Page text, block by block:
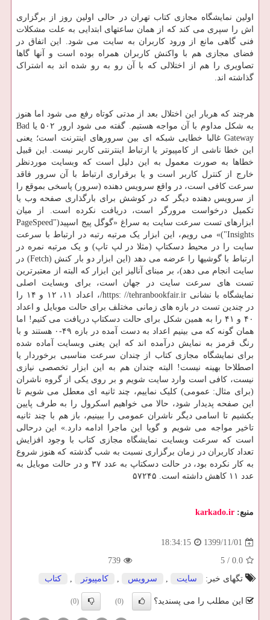
اولین نمایشگاه مجازی کتاب تهران در حالی اولین روز از برگزاری
اش را سپری می کند که از همان ساعتهای ابتدایی به علت مشکلات
فنی گاهی مانع از ورود کاربران به سایت می شود. این اتفاق در
فضای مجازی هم با واکنش کاربران همراه بوده است و آنها گاها
تصاویری را هم از اختلالی که با آن رو به رو شده اند به اشتراک
گذاشته اند.
هرچند که هربار این اختلال بعد از مدتی کوتاه رفع می شود اما هنوز
به شکل مداوم با آن مواجه هستیم. گفته می شود ارور ۵۰۲ یا Bad
Gateway غالبا خطایی شبکه ای بین سرورهای اینترنت است؛ یعنی
این خطا ناشی از کامپیوتر یا ارتباط اینترنتی کاربر نیست. این قبیل
خطاها به صورت معمول به این دلیل است که وبسایت موردنظر
خارج از کنترل کاربر است و یا برقراری ارتباط با آن سرور فاقد
سرعت کافی است، در واقع سرویس دهنده (سرور) پاسخی بموقع را
از سرویس دهنده دیگر که در کوشش برای بارگذاری صفحه وب یا
تکمیل درخواست مرورگر است، دریافت نکرده است. از میان
ابزارهای تست سرعت سایت به سراغ «گوگل پیج اسپید("PageSpeed
Insights")» می رویم، این ابزار یک مرتبه رتبه در ارتباط با سرعت
سایت را در محیط دسکتاپ (مثلا در لپ تاپ) و یک مرتبه نمره در
ارتباط با گوشیها را عرضه می دهد (این ابزار دو بار کنش (Fetch) در
سایت انجام می دهد)، بر مبنای آنالیز این ابزار که البته از معتبرترین
تست های سرعت سایت در جهان است، برای وبسایت اصلی
نمایشگاه با نشانی https: //tehranbookfair.ir/، اعداد ۱۱، ۱۲ و ۱۴ را
در چندین تست در بازه های زمانی مختلف برای حالت موبایل و اعداد
۴۰ و ۴۱ را به همین شکل برای حالت دسکتاپ دریافت می کنیم! اما
همان گونه که می بینیم اعداد به دست آمده در بازه ۴۹-۰ هستند و با
رنگ قرمز به نمایش درآمده اند که این یعنی وبسایت آماده شده
برای نمایشگاه مجازی کتاب از چندان سرعت مناسبی برخوردار یا
اصطلاحا بهینه نیست! البته چندان هم به این ابزار تخصصی نیازی
نیست، کافی است وارد سایت شویم و بر روی یکی از گروه ناشران
(برای مثال: عمومی) کلیک نماییم، چند ثانیه ای معطل می شویم تا
این صفحه پدیدار شود، حالا می خواهیم اسکرول را به طرف پایین
بکشیم تا اسامی دیگر ناشران عمومی را ببینیم، باز هم با چند ثانیه
تاخیر مواجه می شویم و گویا این ماجرا ادامه دارد.» این درحالی
است که سرعت وبسایت نمایشگاه مجازی کتاب با وجود افزایش
تعداد کاربران در زمان برگزاری نسبت به شب گذشته که هنوز شروع
به کار نکرده بود، در حالت دسکتاپ به عدد ۳۷ و در حالت موبایل به
عدد ۱۱ کاهش داشته است. ۵۷۲۴۵
منبع: karkado.ir
1399/11/01
18:34:15
0.0
/
5
739
تگهای خبر:
سایت , سرویس , كامپیوتر , كتاب
این مطلب را می پسندید؟ (0)
(0)